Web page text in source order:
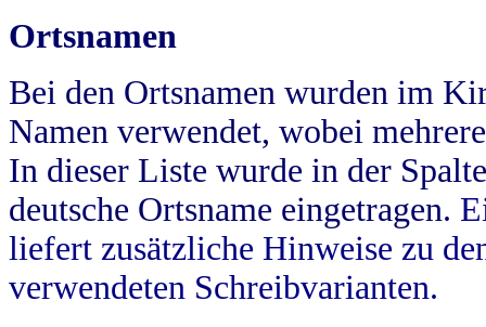
Ortsnamen
Bei den Ortsnamen wurden im
Namen verwendet, wobei
In dieser Liste wurde in der
deutsche Ortsname eingetragen.
liefert zusätzliche Hinweise zu
verwendeten Schreibvarianten.